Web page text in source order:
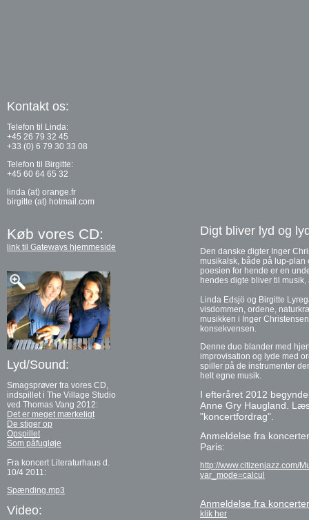
Kontakt os:
Telefon til Linda:
+45 26 79 32 45
+33 (0) 6 79 30 33 08
Telefon til Birgitte:
+45 60 64 65 32
linda (at) orange.fr
birgitte (at) hotmail.com
Køb vores CD:
link til Gateways hjemmeside
Lyd/Sound:
Smagsprøver fra vores CD,
indspillet i The Village Studio
ved Thomas Vang 2012:
Det er meget mærkeligt
De stiger op
Opspillet
Som påfugløje
Fra koncert Literaturhaus d.
10/4 2011:
Spænding.mp3
Video:
Digt bliver lyd og
Den danske digter Inger
musikalsk, både på lup-plan
poesien for hende er en
hendes digte bliver til
Linda Edsjö og Birgitte
visdommen, ordene,
musikken i Inger
konsekvensen.
Denne duo blander med
improvisation og lyde med
spiller på de instrumenter
helt egne musik.
I efteråret 2012
Anne Gry Haugland.
"koncertfordrag"
Anmeldelse fra
Paris:
http://www.citizenjazz.com/
var_mode=calcul
Anmeldelse fra
klik her